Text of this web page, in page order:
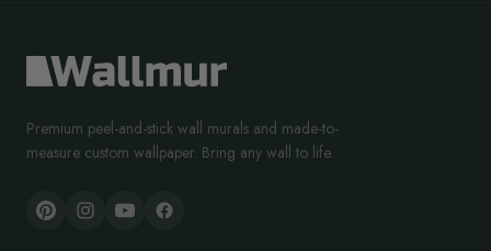
Premium peel-and-stick wall murals and made-to-
measure custom wallpaper. Bring any wall to life.